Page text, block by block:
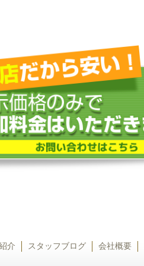
介 スタッフブログ 会社概要